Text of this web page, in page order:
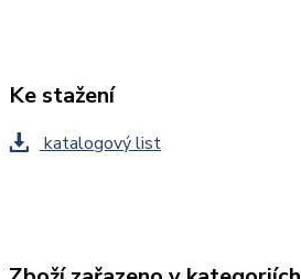
Ke stažení
katalogový list